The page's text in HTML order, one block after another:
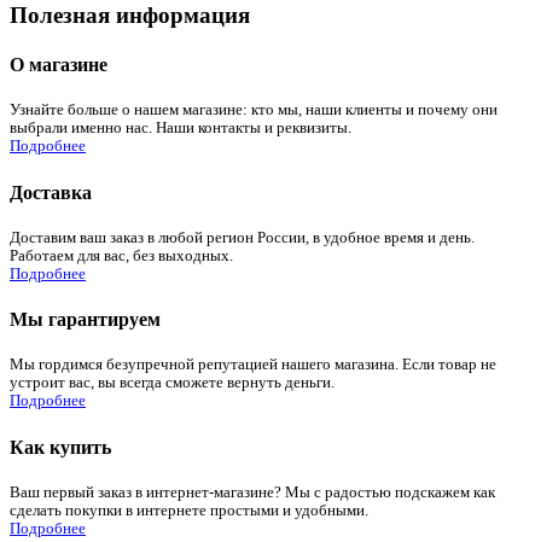
Полезная информация
О магазине
Узнайте больше о нашем магазине: кто мы, наши клиенты и почему они
выбрали именно нас. Наши контакты и реквизиты.
Подробнее
Доставка
Доставим ваш заказ в любой регион России, в удобное время и день.
Работаем для вас, без выходных.
Подробнее
Мы гарантируем
Мы гордимся безупречной репутацией нашего магазина. Если товар не
устроит вас, вы всегда сможете вернуть деньги.
Подробнее
Как купить
Ваш первый заказ в интернет-магазине? Мы с радостью подскажем как
сделать покупки в интернете простыми и удобными.
Подробнее